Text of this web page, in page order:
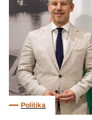
Politika